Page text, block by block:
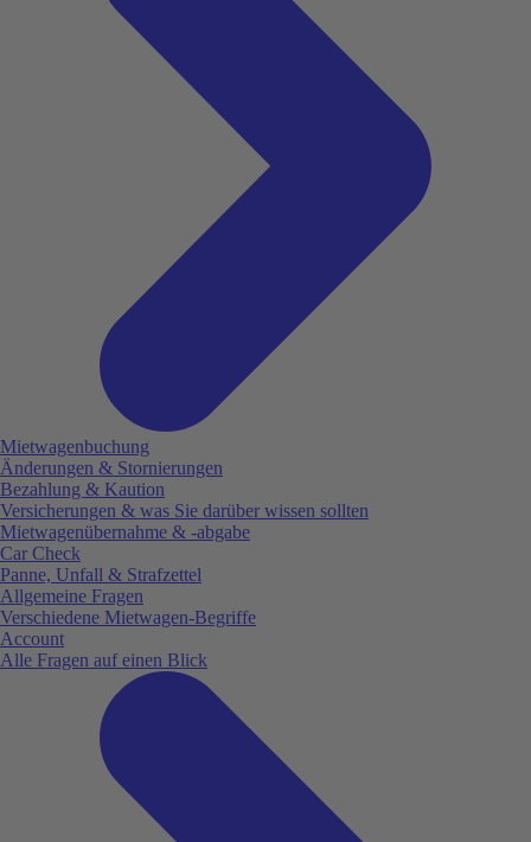
Mietwagenbuchung
Änderungen & Stornierungen
Bezahlung & Kaution
Versicherungen & was Sie darüber wissen sollten
Mietwagenübernahme & -abgabe
Car Check
Panne, Unfall & Strafzettel
Allgemeine Fragen
Verschiedene Mietwagen-Begriffe
Account
Alle Fragen auf einen Blick